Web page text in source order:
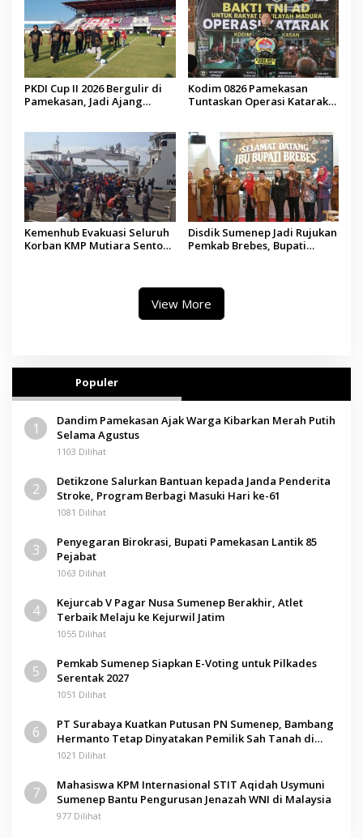
PKDI Cup II 2026 Bergulir di
Pamekasan, Jadi Ajang
Kodim 0826 Pamekasan
Tuntaskan Operasi Katarak
Kemenhub Evakuasi Seluruh
Korban KMP Mutiara Sentosa
Disdik Sumenep Jadi Rujukan
Pemkab Brebes, Bupati
View More
Populer
1
Dandim Pamekasan Ajak Warga Kibarkan Merah Putih
Selama Agustus
1103 Dilihat
2
Detikzone Salurkan Bantuan kepada Janda Penderita
Stroke, Program Berbagi Masuki Hari ke-61
1081 Dilihat
3
Penyegaran Birokrasi, Bupati Pamekasan Lantik 85
Pejabat
1063 Dilihat
4
Kejurcab V Pagar Nusa Sumenep Berakhir, Atlet
Terbaik Melaju ke Kejurwil Jatim
1055 Dilihat
5
Pemkab Sumenep Siapkan E-Voting untuk Pilkades
Serentak 2027
1051 Dilihat
6
PT Surabaya Kuatkan Putusan PN Sumenep, Bambang
Hermanto Tetap Dinyatakan Pemilik Sah Tanah di
Pamolokan
1021 Dilihat
7
Mahasiswa KPM Internasional STIT Aqidah Usymuni
Sumenep Bantu Pengurusan Jenazah WNI di Malaysia
977 Dilihat